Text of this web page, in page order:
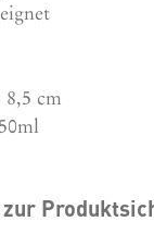
8,5 cm